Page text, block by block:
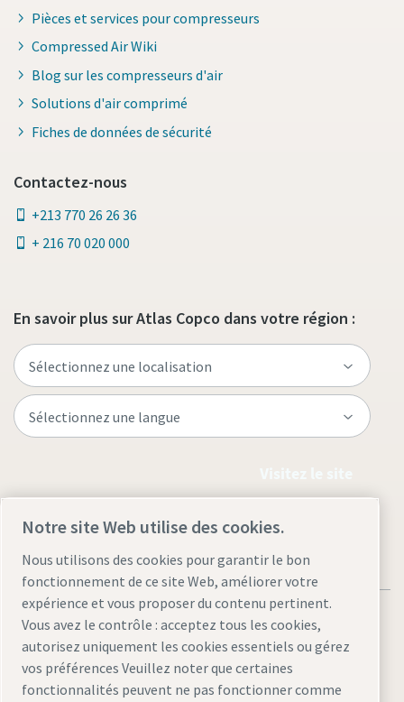
Pièces et services pour compresseurs
Compressed Air Wiki
Blog sur les compresseurs d'air
Solutions d'air comprimé
Fiches de données de sécurité
Contactez-nous
+213 770 26 26 36
+ 216 70 020 000
En savoir plus sur Atlas Copco dans votre région :
Mentions légales et politique de confidentialité
Notre site Web utilise des cookies.
Nous utilisons des cookies pour garantir le bon
fonctionnement de ce site Web, améliorer votre
expérience et vous proposer du contenu pertinent.
Vous avez le contrôle : acceptez tous les cookies,
autorisez uniquement les cookies essentiels ou gérez
vos préférences Veuillez noter que certaines
fonctionnalités peuvent ne pas fonctionner comme